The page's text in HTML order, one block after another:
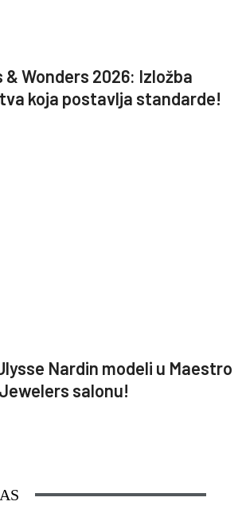
Wonders 2026: Izložba
koja postavlja standarde!
Nardin modeli u Maestro
Jewelers salonu!